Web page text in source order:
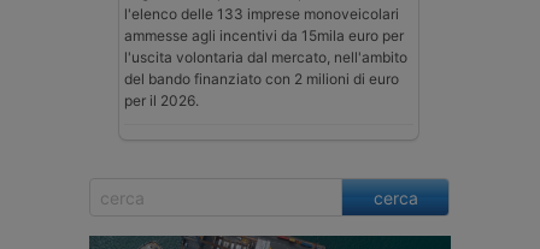
l'elenco delle 133 imprese monoveicolari
ammesse agli incentivi da 15mila euro per
l'uscita volontaria dal mercato, nell'ambito
del bando finanziato con 2 milioni di euro
per il 2026.
cerca